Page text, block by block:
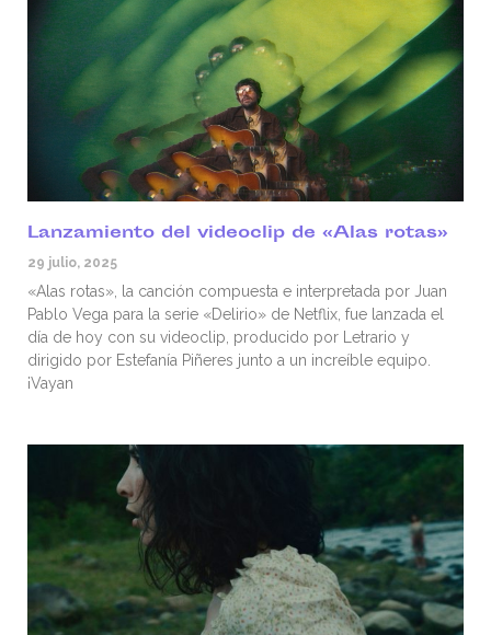
Lanzamiento del videoclip de «Alas rotas»
29 julio, 2025
«Alas rotas», la canción compuesta e interpretada por Juan
Pablo Vega para la serie «Delirio» de Netflix, fue lanzada el
día de hoy con su videoclip, producido por Letrario y
dirigido por Estefanía Piñeres junto a un increíble equipo.
¡Vayan